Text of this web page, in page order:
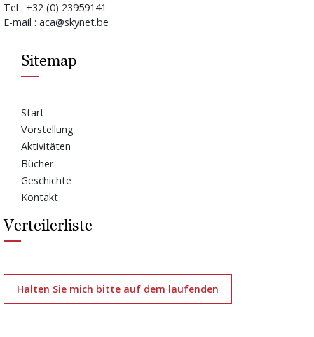
Tel : +32 (0) 23959141
E-mail : aca@skynet.be
Sitemap
Start
Vorstellung
Aktivitäten
Bücher
Geschichte
Kontakt
Verteilerliste
Halten Sie mich bitte auf dem laufenden